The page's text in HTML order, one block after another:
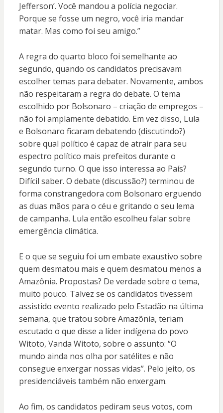
Jefferson’. Você mandou a polícia negociar.
Porque se fosse um negro, você iria mandar
matar. Mas como foi seu amigo.”
A regra do quarto bloco foi semelhante ao
segundo, quando os candidatos precisavam
escolher temas para debater. Novamente, ambos
não respeitaram a regra do debate. O tema
escolhido por Bolsonaro – criação de empregos –
não foi amplamente debatido. Em vez disso, Lula
e Bolsonaro ficaram debatendo (discutindo?)
sobre qual político é capaz de atrair para seu
espectro político mais prefeitos durante o
segundo turno. O que isso interessa ao País?
Difícil saber. O debate (discussão?) terminou de
forma constrangedora com Bolsonaro erguendo
as duas mãos para o céu e gritando o seu lema
de campanha. Lula então escolheu falar sobre
emergência climática.
E o que se seguiu foi um embate exaustivo sobre
quem desmatou mais e quem desmatou menos a
Amazônia. Propostas? De verdade sobre o tema,
muito pouco. Talvez se os candidatos tivessem
assistido evento realizado pelo Estadão na última
semana, que tratou sobre Amazônia, teriam
escutado o que disse a líder indígena do povo
Witoto, Vanda Witoto, sobre o assunto: “O
mundo ainda nos olha por satélites e não
consegue enxergar nossas vidas”. Pelo jeito, os
presidenciáveis também não enxergam.
Ao fim, os candidatos pediram seus votos, com